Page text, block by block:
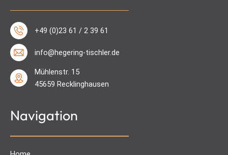
+49 (0)23 61 / 2 39 61
info@hegering-tischler.de
Mühlenstr. 15
45659 Recklinghausen
Navigation